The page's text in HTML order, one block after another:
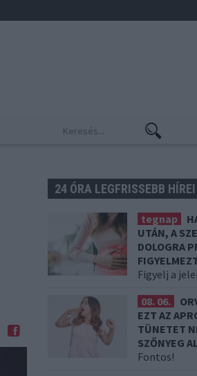
24 ÓRA LEGFRISSEBB HÍREI
tegnap
UTÁN, A
DOLOGRA
Figyelj a
08. 06.
EZT AZ
TÜNETET
SZŐNYEG
Fontos!